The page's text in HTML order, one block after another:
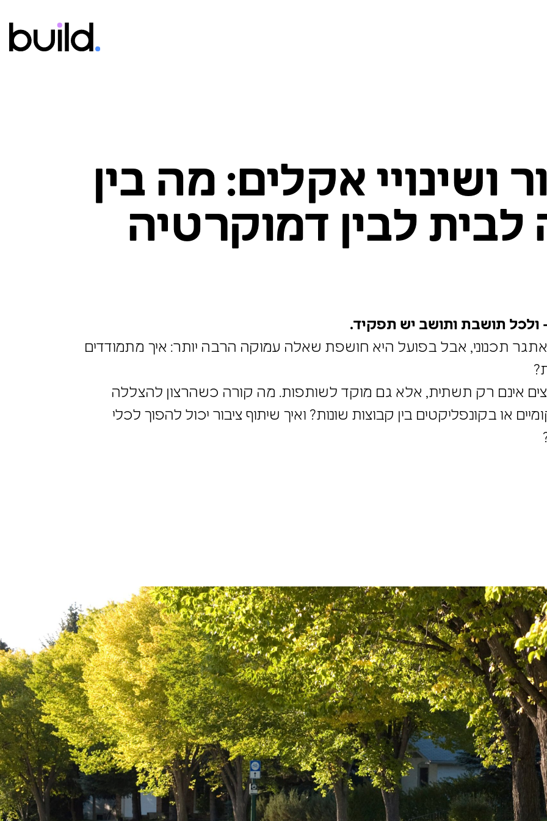
ושינויי אקלים: מה בין
לבית לבין דמוקרטיה
ולכל תושבת ותושב יש תפקיד.
אתגר תכנוני, אבל בפועל היא חושפת שאלה עמוקה הרבה יותר: איך
ומורכבת?
אינם רק תשתית, אלא גם מוקד לשותפות. מה קורה כשהרצון להצללה
או בקונפליקטים בין קבוצות שונות? ואיך שיתוף ציבור יכול להפוך לכלי